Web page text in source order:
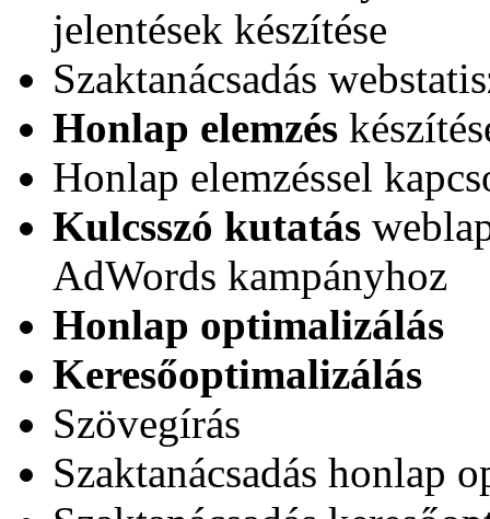
jelentések készítése
Szaktanácsadás
Honlap elemzés
Honlap elemzéssel
Kulcsszó kutatás
AdWords kampányhoz
Honlap optimalizálás
Keresőoptimalizálás
Szövegírás
Szaktanácsadás honlap